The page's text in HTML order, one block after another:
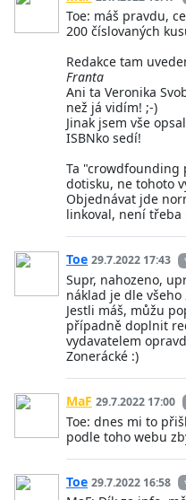
Toe: máš pravdu,
200 číslovaných
Redakce tam
Franta
Ani ta Veronika
než já vidím! ;-)
Jinak jsem vše
ISBNko sedí!
Ta "crowdfounding
dotisku, ne tohoto
Objednávat jde
linkoval, není třeba
Toe 29.7.2022 17:43
Supr, nahozeno,
náklad je dle všeho
Jestli máš, můžu
případně doplnit
vydavatelem
Zonerácké :)
MaF 29.7.2022 17:00
Toe: dnes mi to
podle toho webu
Toe 29.7.2022 16:58